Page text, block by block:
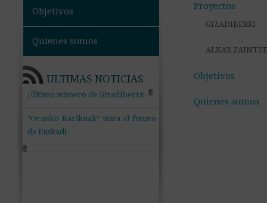
Objetivos
Quienes somos
ULTIMAS NOTICIAS
¡Último número de Gizadiberri! +
"Orueko Barikuak" mira al futuro
de Euskadi
+
Proyectos
GIZADIBERRI
ALKAR
Objetivos
Quienes somos